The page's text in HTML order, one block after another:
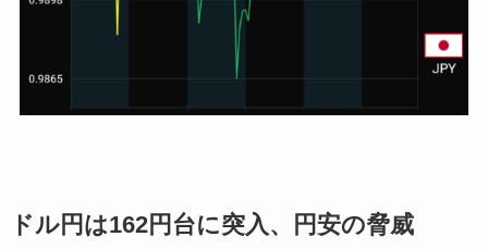
ドル円は162円台に突入、円安の脅威